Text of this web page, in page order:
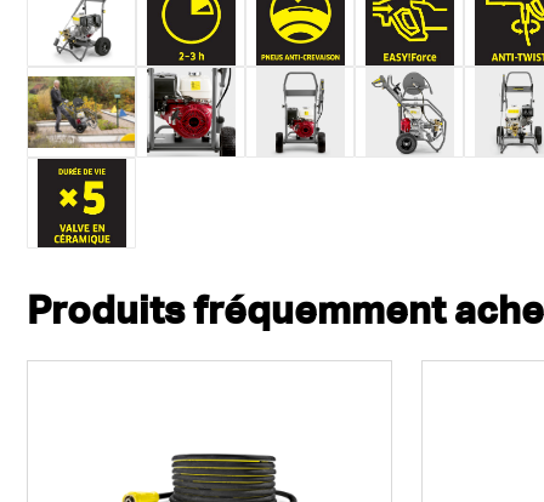
Produits fréquemment